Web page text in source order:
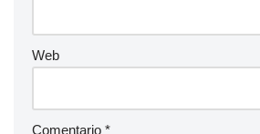
Web
Comentario *